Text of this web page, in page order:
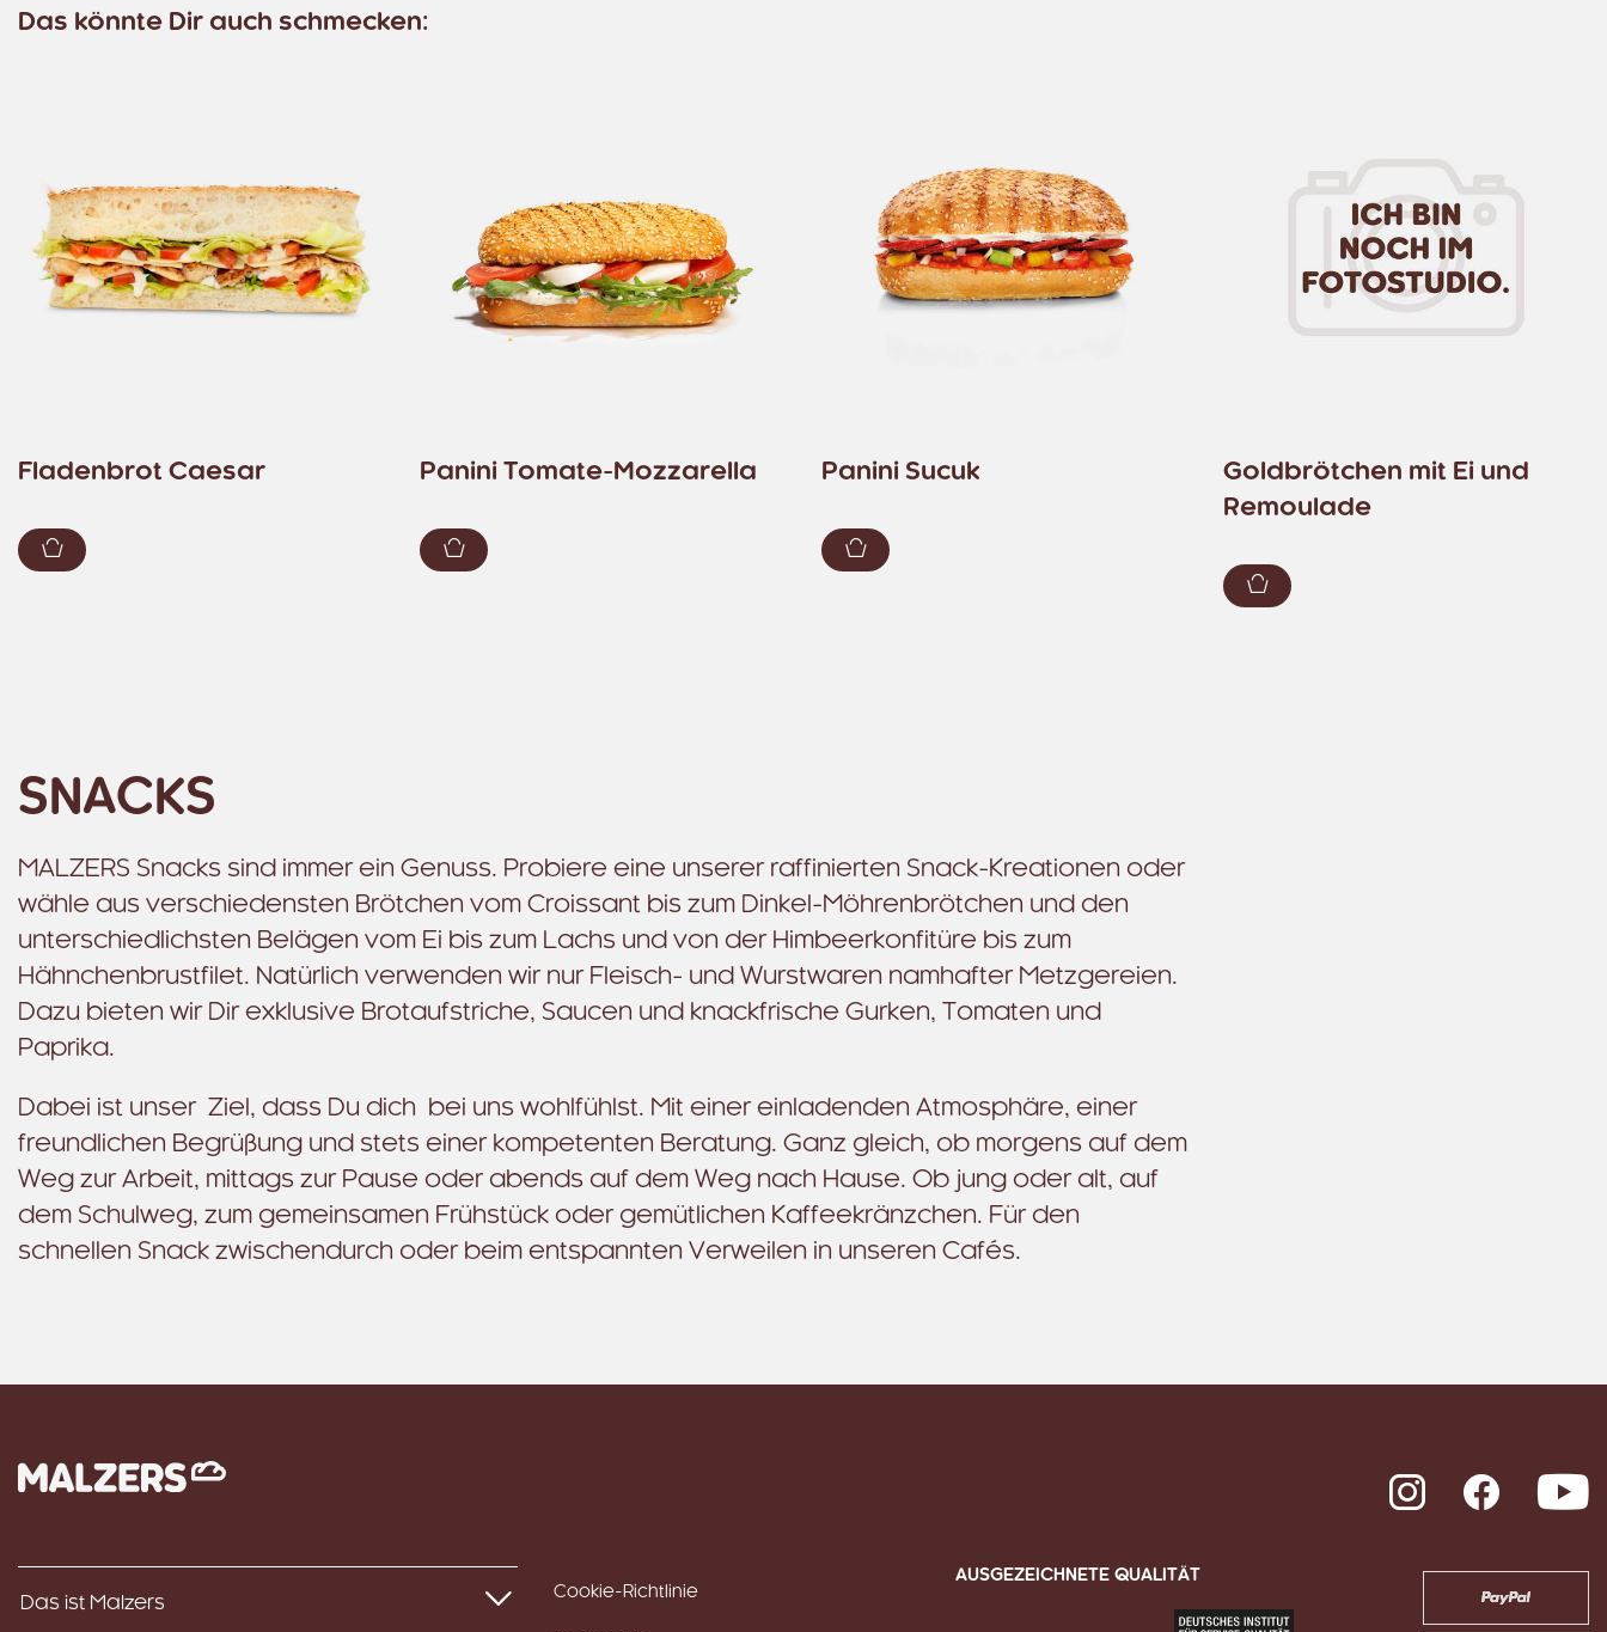
Das könnte Dir auch schmecken:
Fladenbrot Caesar
Zum Warenkorb hinzufügen
Panini Tomate-Mozzarella
Zum Warenkorb hinzufügen
Panini Sucuk
Zum Warenkorb hinzufügen
Goldbrötchen mit Ei und
Remoulade
Zum Warenkorb hinzufügen
SNACKS
MALZERS Snacks sind immer ein Genuss. Probiere eine unserer raffinierten Snack-Kreationen oder
wähle aus verschiedensten Brötchen vom Croissant bis zum Dinkel-Möhrenbrötchen und den
unterschiedlichsten Belägen vom Ei bis zum Lachs und von der Himbeerkonfitüre bis zum
Hähnchenbrustfilet. Natürlich verwenden wir nur Fleisch- und Wurstwaren namhafter Metzgereien.
Dazu bieten wir Dir exklusive Brotaufstriche, Saucen und knackfrische Gurken, Tomaten und
Paprika.
Dabei ist unser Ziel, dass Du dich bei uns wohlfühlst. Mit einer einladenden Atmosphäre, einer
freundlichen Begrüßung und stets einer kompetenten Beratung. Ganz gleich, ob morgens auf dem
Weg zur Arbeit, mittags zur Pause oder abends auf dem Weg nach Hause. Ob jung oder alt, auf
dem Schulweg, zum gemeinsamen Frühstück oder gemütlichen Kaffeekränzchen. Für den
schnellen Snack zwischendurch oder beim entspannten Verweilen in unseren Cafés.
InstagramFacebook
Das ist Malzers
AUSGEZEICHNETE QUALITÄT
Cookie-Richtlinie